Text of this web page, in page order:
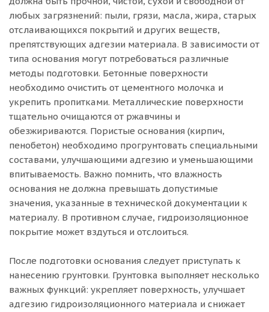
любых загрязнений: пыли, грязи, масла, жира, старых
отслаивающихся покрытий и других веществ,
препятствующих адгезии материала. В зависимости от
типа основания могут потребоваться различные
методы подготовки. Бетонные поверхности
необходимо очистить от цементного молочка и
укрепить пропитками. Металлические поверхности
тщательно очищаются от ржавчины и
обезжириваются. Пористые основания (кирпич,
пенобетон) необходимо прогрунтовать специальными
составами, улучшающими адгезию и уменьшающими
впитываемость. Важно помнить, что влажность
основания не должна превышать допустимые
значения, указанные в технической документации к
материалу. В противном случае, гидроизоляционное
покрытие может вздуться и отслоиться.
После подготовки основания следует приступать к
нанесению грунтовки. Грунтовка выполняет несколько
важных функций: укрепляет поверхность, улучшает
адгезию гидроизоляционного материала и снижает